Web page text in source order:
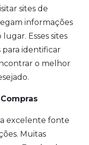
sites de
informações
Esses sites
identificar
o melhor
excelente fonte
Muitas